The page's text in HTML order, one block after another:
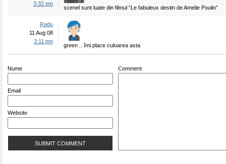
3:32 pm
scenel sunt luate din filmul “Le fabuleux destin de Amelie Poulin”
Radu
11 Aug 08
3:11 pm
green .. îmi place culoarea asta
Nume
Email
Website
Comment